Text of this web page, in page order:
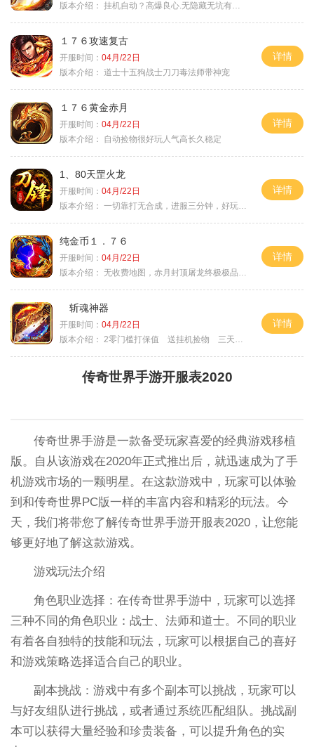
版本介绍： 挂机自动？高爆良心.无隐藏无坑有时间就是
１７６攻速复古
开服时间： 04月/22日
版本介绍： 道士十五狗战士刀刀毒法师带神宠
详情
１７６黄金赤月
开服时间： 04月/22日
版本介绍：
自动捡物很好玩人气高长久稳定
详情
1、80天罡火龙
开服时间： 04月/22日
版本介绍： 一切靠打无合成，进服三分钟，好玩一整年。
详情
纯金币１．７６
开服时间： 04月/22日
版本介绍： 无收费地图，赤月封顶屠龙终极极品＋６
详情
斩魂神器
开服时间： 04月/22日
版本介绍： 2零门槛打保值 送挂机捡物 三天合区
详情
传奇世界手游开服表2020
传奇世界手游是一款备受玩家喜爱的经典游戏移植
版。自从该游戏在2020年正式推出后，就迅速成为了手
机游戏市场的一颗明星。在这款游戏中，玩家可以体验
到和传奇世界PC版一样的丰富内容和精彩的玩法。今
天，我们将带您了解传奇世界手游开服表2020，让您能
够更好地了解这款游戏。
游戏玩法介绍
角色职业选择：在传奇世界手游中，玩家可以选择
三种不同的角色职业：战士、法师和道士。不同的职业
有着各自独特的技能和玩法，玩家可以根据自己的喜好
和游戏策略选择适合自己的职业。
副本挑战：游戏中有多个副本可以挑战，玩家可以
与好友组队进行挑战，或者通过系统匹配组队。挑战副
本可以获得大量经验和珍贵装备，可以提升角色的实